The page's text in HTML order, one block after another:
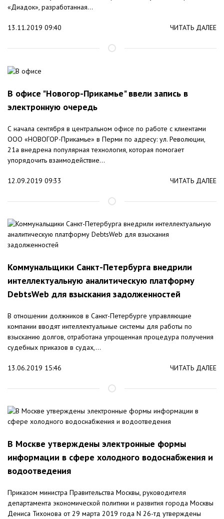
«Диадок», разработанная...
13.11.2019 09:40 ЧИТАТЬ ДАЛЕЕ
В офисе "Новогор-Прикамье" ввели запись в
электронную очередь
С начала сентября в центральном офисе по работе с клиентами
ООО «НОВОГОР-Прикамье» в Перми по адресу: ул. Революции,
21а внедрена популярная технология, которая помогает
упорядочить взаимодействие...
12.09.2019 09:33 ЧИТАТЬ ДАЛЕЕ
Коммунальщики Санкт-Петербурга внедрили
интеллектуальную аналитическую платформу
DebtsWeb для взыскания задолженностей
В отношении должников в Санкт-Петербурге управляющие
компании вводят интеллектуальные системы для работы по
взысканию долгов, отработана упрощенная процедура получения
судебных приказов в судах,...
13.06.2019 15:46 ЧИТАТЬ ДАЛЕЕ
В Москве утверждены электронные формы
информации в сфере холодного водоснабжения и
водоотведения
Приказом министра Правительства Москвы, руководителя
департамента экономической политики и развития города Москвы
Дениса Тихонова от 29 марта 2019 года N 26-тд утверждены